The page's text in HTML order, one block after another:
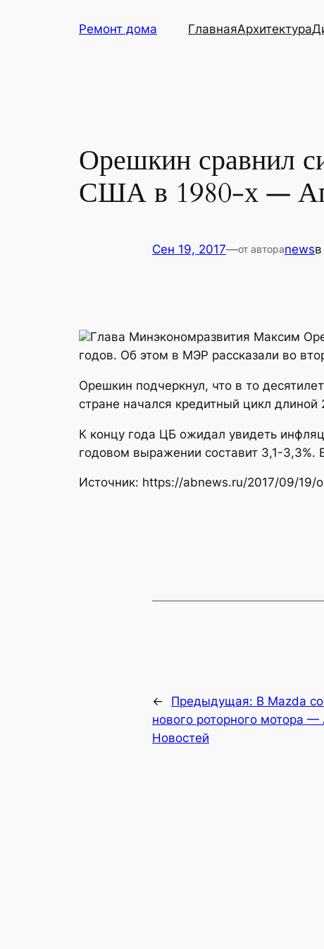
Ремонт дома ГлавнаяАрхитектура
Орешкин сравнил
США в 1980-х —
Сен 19, 2017—от автораnewsв
Глава Минэкономразвития Максим
годов. Об этом в МЭР рассказали во
Орешкин подчеркнул, что в то
стране начался кредитный цикл длиной
К концу года ЦБ ожидал увидеть
годовом выражении составит 3,1-3,3%.
Источник: https://abnews.ru/2017/09/19/
← Предыдущая: В Mazda
нового роторного мотора —
Новостей